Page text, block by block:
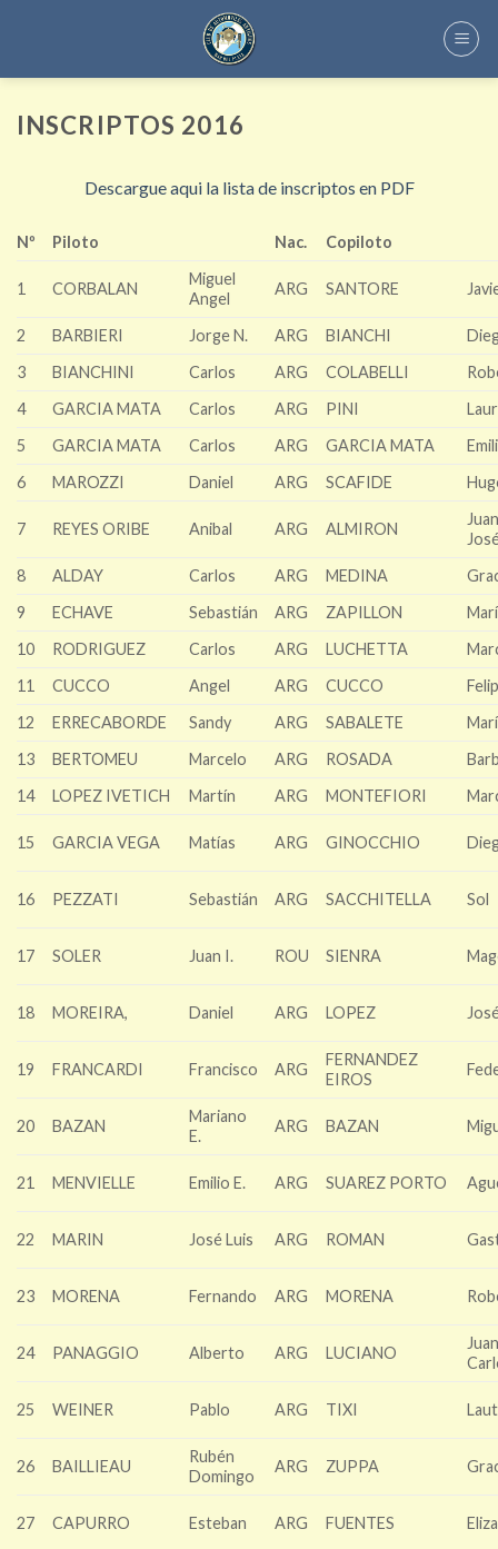
INSCRIPTOS 2016
Descargue aqui la lista de inscriptos en PDF
Nº Piloto Nac. Copiloto
1 CORBALAN
Miguel
Angel
ARG SANTORE
2 BARBIERI Jorge N. ARG BIANCHI
3
BIANCHINI Carlos ARG COLABELLI
4
GARCIA MATA Carlos ARG PINI
5
GARCIA MATA Carlos ARG GARCIA MATA
6
MAROZZI Daniel ARG SCAFIDE
7 REYES ORIBE Anibal ARG ALMIRON
8
ALDAY Carlos ARG MEDINA
9
ECHAVE Sebastián ARG ZAPILLON
10
RODRIGUEZ Carlos ARG LUCHETTA
11
CUCCO Angel ARG CUCCO
12
ERRECABORDE Sandy ARG SABALETE
13
BERTOMEU Marcelo ARG ROSADA
14
LOPEZ IVETICH Martín ARG MONTEFIORI
15 GARCIA VEGA Matías ARG GINOCCHIO
16 PEZZATI Sebastián ARG SACCHITELLA Sol
17 SOLER Juan I. ROU SIENRA
18 MOREIRA, Daniel ARG LOPEZ
19 FRANCARDI Francisco ARG
FERNANDEZ
EIROS
20 BAZAN
Mariano
E.
ARG BAZAN
21 MENVIELLE Emilio E. ARG SUAREZ PORTO
22 MARIN José Luis ARG ROMAN
23 MORENA Fernando ARG MORENA
24 PANAGGIO Alberto ARG LUCIANO
25 WEINER Pablo ARG TIXI
26 BAILLIEAU
Rubén
Domingo
ARG ZUPPA
27 CAPURRO Esteban ARG FUENTES